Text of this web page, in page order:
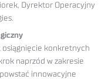
Dyrektor Operacyjny
osiągnięcie konkretnych
naprzód w zakresie
innowacyjne